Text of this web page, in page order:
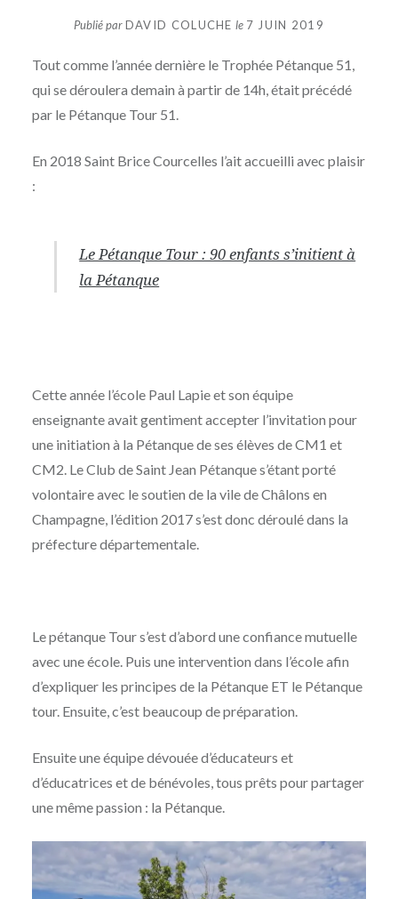
Publié parDAVID COLUCHE le 7 JUIN 2019
Tout comme l’année dernière le Trophée Pétanque 51,
qui se déroulera demain à partir de 14h, était précédé
par le Pétanque Tour 51.
En 2018 Saint Brice Courcelles l’ait accueilli avec plaisir
:
Le Pétanque Tour : 90 enfants s’initient à
la Pétanque
Cette année l’école Paul Lapie et son équipe
enseignante avait gentiment accepter l’invitation pour
une initiation à la Pétanque de ses élèves de CM1 et
CM2. Le Club de Saint Jean Pétanque s’étant porté
volontaire avec le soutien de la vile de Châlons en
Champagne, l’édition 2017 s’est donc déroulé dans la
préfecture départementale.
Le pétanque Tour s’est d’abord une confiance mutuelle
avec une école. Puis une intervention dans l’école afin
d’expliquer les principes de la Pétanque ET le Pétanque
tour. Ensuite, c’est beaucoup de préparation.
Ensuite une équipe dévouée d’éducateurs et
d’éducatrices et de bénévoles, tous prêts pour partager
une même passion : la Pétanque.